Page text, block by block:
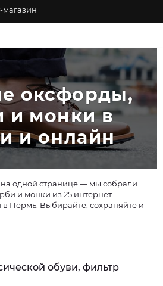
магазин
оксфорды,
и монки в
и онлайн
одной странице — мы собрали
и монки из 25 интернет-
в Пермь. Выбирайте, сохраняйте и
обуви, фильтр